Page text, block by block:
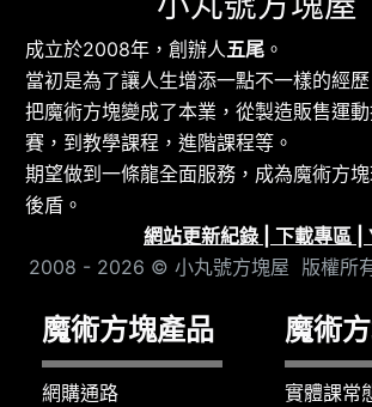
成立於2008年，創辦人 五尾 。
當初是為了讓人生增添一點不一樣的經歷
把魔術方塊變成了本業，從製造販售運
賽，到教學課程，進階課程等。
期望做到一條龍全面服務，成為魔術方
後盾。
網站更新紀錄
下載專區
2008 - 2026 © 小丸號方塊屋 版權所有
魔術方塊產品
網購通路
魔術
實體課常